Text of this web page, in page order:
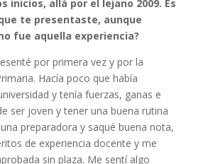
inicios, allá por el lejano 2009. Es
te presentaste, aunque
fue aquella experiencia?
por primera vez y por la
Hacía poco que había
y tenía fuerzas, ganas e
ser joven y tener una buena rutina
preparadora y saqué buena nota,
de experiencia docente y me
sin plaza. Me sentí algo